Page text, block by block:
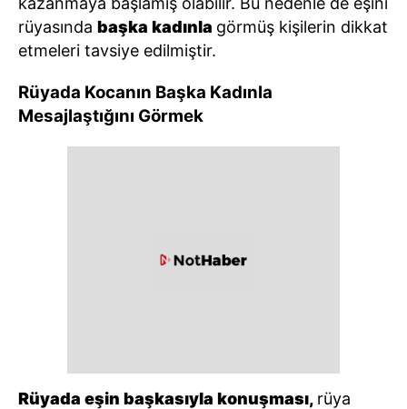
rüyasında başka kadınla görmüş kişilerin dikkat
etmeleri tavsiye edilmiştir.
Rüyada Kocanın Başka Kadınla
Mesajlaştığını Görmek
Rüyada eşin başkasıyla konuşması, rüya